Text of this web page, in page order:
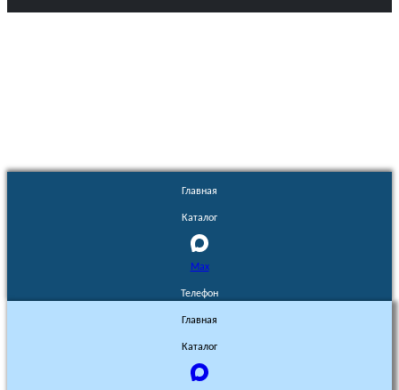
Главная
Каталог
Max
Телефон
Главная
Каталог